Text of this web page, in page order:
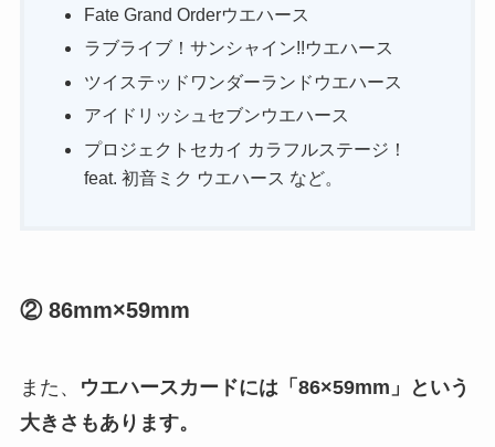
Fate Grand Orderウエハース
ラブライブ！サンシャイン!!ウエハース
ツイステッドワンダーランドウエハース
アイドリッシュセブンウエハース
プロジェクトセカイ カラフルステージ！
feat. 初音ミク ウエハース など。
② 86mm×59mm
また、
ウエハースカードには「86×59mm」という
大きさもあります。